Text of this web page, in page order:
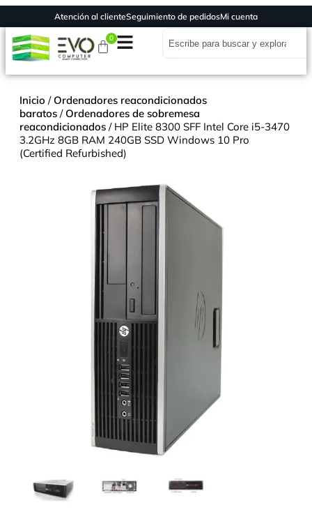
Atención al clienteSeguimiento de pedidosMi cuenta
0
Inicio /Ordenadores reacondicionados
baratos /Ordenadores de sobremesa
reacondicionados / HP Elite 8300 SFF Intel Core i5-3470
3.2GHz 8GB RAM 240GB SSD Windows 10 Pro
(Certified Refurbished)